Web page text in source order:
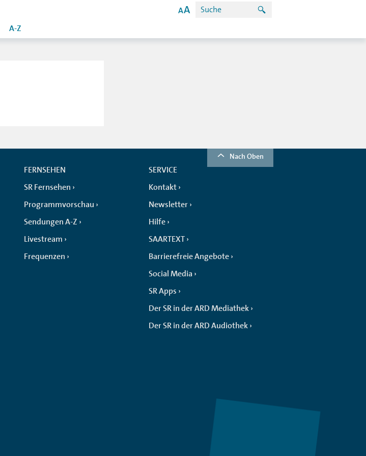
A-Z
Nach Oben
FERNSEHEN
SR Fernsehen
Programmvorschau
Sendungen A-Z
Livestream
Frequenzen
SERVICE
Kontakt
Newsletter
Hilfe
SAARTEXT
Barrierefreie Angebote
Social Media
SR Apps
Der SR in der ARD Mediathek
Der SR in der ARD Audiothek